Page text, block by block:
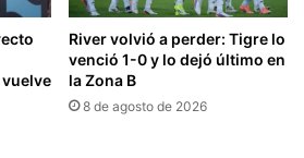
River volvió a perder: Tigre lo
venció 1-0 y lo dejó último en
la Zona B
8 de agosto de 2026